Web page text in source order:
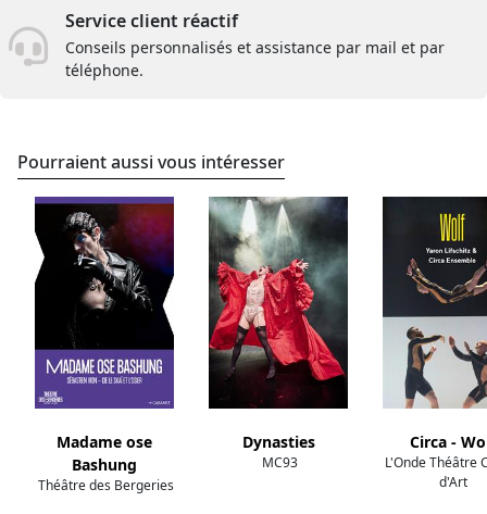
Service client réactif
Conseils personnalisés et assistance par mail et par
téléphone.
Pourraient aussi vous intéresser
Madame ose
Bashung
Théâtre des Bergeries
Dynasties
MC93
Circa -
L'Onde Théâtre
d'Art